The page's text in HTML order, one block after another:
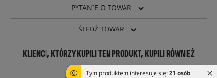
Tym produktem interesuje się:21 osób
PYTANIE O TOWAR
ŚLEDŹ TOWAR
KLIENCI, KTÓRZY KUPILI TEN PRODUKT, KUPILI RÓWNIEŻ